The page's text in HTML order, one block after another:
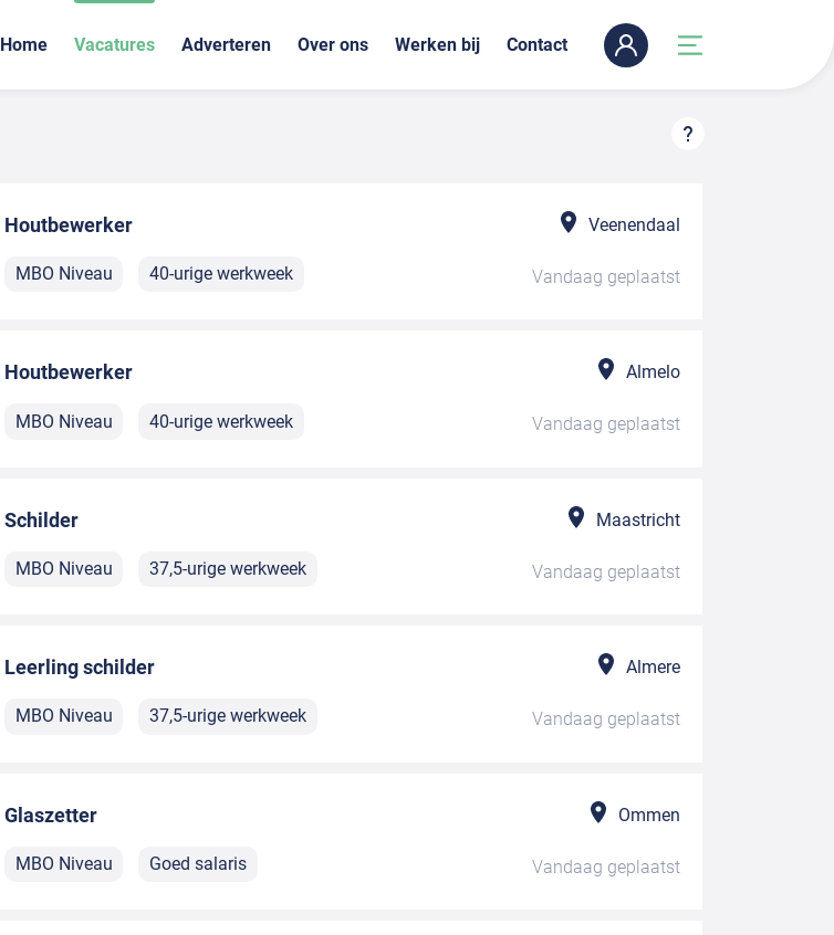
Home Vacatures Adverteren Over ons Werken bij Contact
Houtbewerker Veenendaal
MBO Niveau 40-urige werkweek Vandaag geplaatst
Houtbewerker Almelo
MBO Niveau 40-urige werkweek Vandaag geplaatst
Schilder Maastricht
MBO Niveau 37,5-urige werkweek Vandaag geplaatst
Leerling schilder Almere
MBO Niveau 37,5-urige werkweek Vandaag geplaatst
Glaszetter Ommen
MBO Niveau Goed salaris Vandaag geplaatst